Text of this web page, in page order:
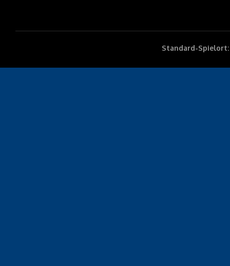
Standard-Spielort: